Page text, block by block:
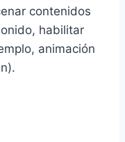
contenidos
habilitar
animación